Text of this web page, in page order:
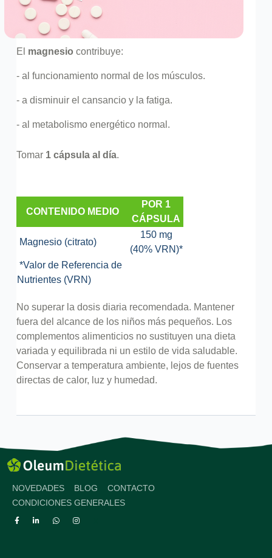
El magnesio contribuye:
- al funcionamiento normal de los músculos.
- a disminuir el cansancio y la fatiga.
- al metabolismo energético normal.
Tomar 1 cápsula al día.
CONTENIDO MEDIO
POR 1
CÁPSULA
Magnesio (citrato)
150 mg
(40% VRN)*
*Valor de Referencia de
Nutrientes (VRN)
No superar la dosis diaria recomendada. Mantener
fuera del alcance de los niños más pequeños. Los
complementos alimenticios no sustituyen una dieta
variada y equilibrada ni un estilo de vida saludable.
Conservar a temperatura ambiente, lejos de fuentes
directas de calor, luz y humedad.
NOVEDADES BLOG
CONTACTO
CONDICIONES GENERALES